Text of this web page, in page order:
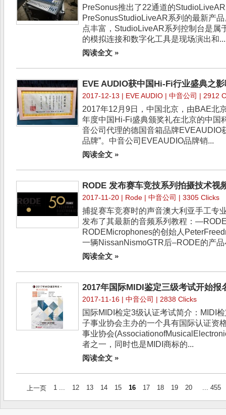
PreSonus推出了22通道的
PreSonusStudioLiveAR系列的最新产
点丰富，StudioLiveAR系列控制台是属
的模拟连接和数字化工具是现场演出和...
阅读全文 »
EVE AUDIO获中国Hi-Fi行业盛典之
2017-12-13 | EVE AUDIO | 中音公司 | 2912
2017年12月9日，中国北京，由BAE北
年度中国Hi-Fi盛典颁奖礼在北京的中国
音公司代理的德国音箱品牌EVEAUDIO
品牌”。中音公司EVEAUDIO品牌销...
阅读全文 »
RODE 发布赛车竞技系列拍摄技术视
2017-11-20 | Rode | 中音公司 | 3305 Clicks
捕捉赛车竞赛时的声音澳大利亚手工专
发布了其最新的音频系列教程：
RODEMicrophones的创始人
一辆NissanNismoGTR后–RODE的产
阅读全文 »
2017年国际MIDI鉴定三级考试开始报
2017-11-16 | 中音公司 | 2838 Clicks
国际MIDI检定3级认证考试简介：MIDI
子事业协会主办的一个具有国际认证资
事业协会
者之一，同时也是MIDI商标的...
阅读全文 »
上一页 1 ... 12 13 14 15 16 17 18 19 20 ... 455